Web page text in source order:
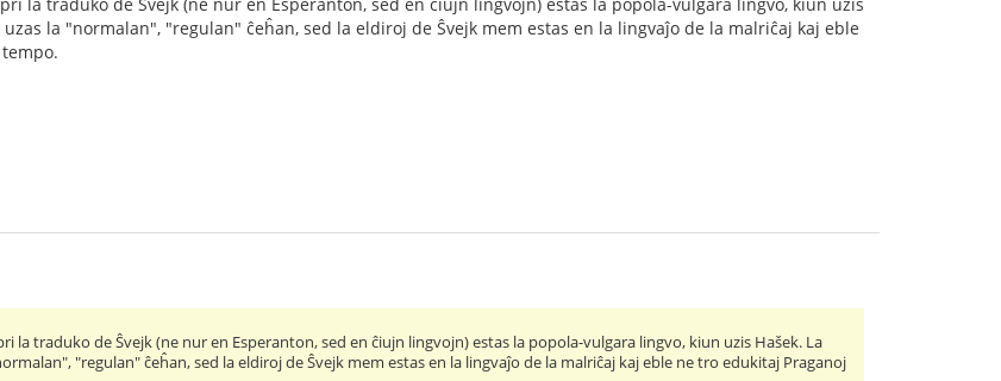
la "normalan", "regulan" ĉeĥan, sed la eldiroj de Ŝvejk mem estas en la lingvaĵo de la malriĉaj kaj eble
la traduko de Ŝvejk (ne nur en Esperanton, sed en ĉiujn lingvojn) estas la popola-vulgara lingvo, kiun uzis Hašek. La
"regulan" ĉeĥan, sed la eldiroj de Ŝvejk mem estas en la lingvaĵo de la malriĉaj kaj eble ne tro edukitaj Praganoj